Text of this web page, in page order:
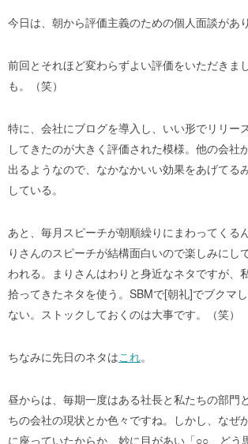
今日は、朝から評価主義のための個人面談があり
前回とそれほど変わらずよい評価をいただきま
も。（笑）
特に、会社にブログを導入し、いい形でリリー
してきたのが大きく評価された模様。他の会社
出るようなので、なかなかいい効果をあげてる
している。
あと、毎月スピーチが朝順繰りにまわってくる
りさんのスピーチが結構面白いので楽しみにし
われる。まりさんはわりと身近なネタですが、
拾ってきたネタを使う。SBMで[朝礼]でブクマ
ない。ストックしておくのは大事です。（笑）
ちなみに先日のネタはこれ。
昼からは、毎期一度はある社長と私たちの部門
ちの会社の現状とか色々ですね。しかし、なぜ
に座っていたからか、妙に目があい「○○、どう